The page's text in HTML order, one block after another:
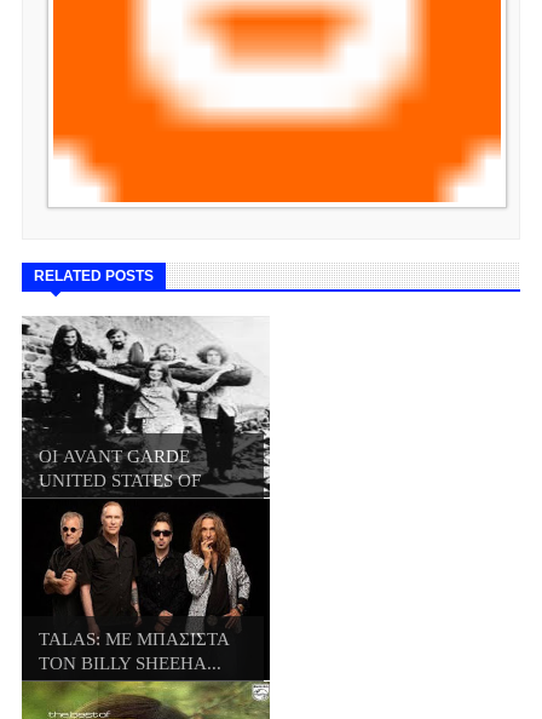
RELATED POSTS
ΟΙ AVANT GARDE
UNITED STATES OF
AME...
TALAS: ΜΕ ΜΠΑΣΙΣΤΑ
ΤΟΝ BILLY SHEEHA...